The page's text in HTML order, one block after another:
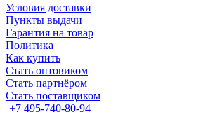
Условия доставки
Пункты выдачи
Гарантия на товар
Политика
Как купить
Стать оптовиком
Стать партнёром
Стать поставщиком
+7 495-740-80-94